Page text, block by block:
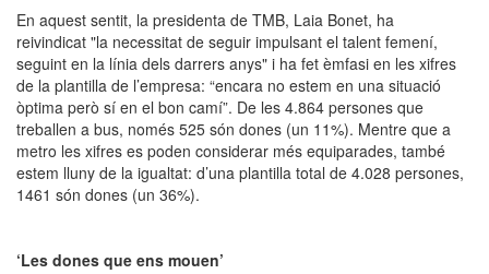
En aquest sentit, la presidenta de TMB, Laia Bonet, ha
reivindicat "la necessitat de seguir impulsant el talent femení,
seguint en la línia dels darrers anys" i ha fet èmfasi en les xifres
de la plantilla de l’empresa: “encara no estem en una situació
òptima però sí en el bon camí”. De les 4.864 persones que
treballen a bus, només 525 són dones (un 11%). Mentre que a
metro les xifres es poden considerar més equiparades, també
estem lluny de la igualtat: d’una plantilla total de 4.028 persones,
1461 són dones (un 36%).
‘Les dones que ens mouen’